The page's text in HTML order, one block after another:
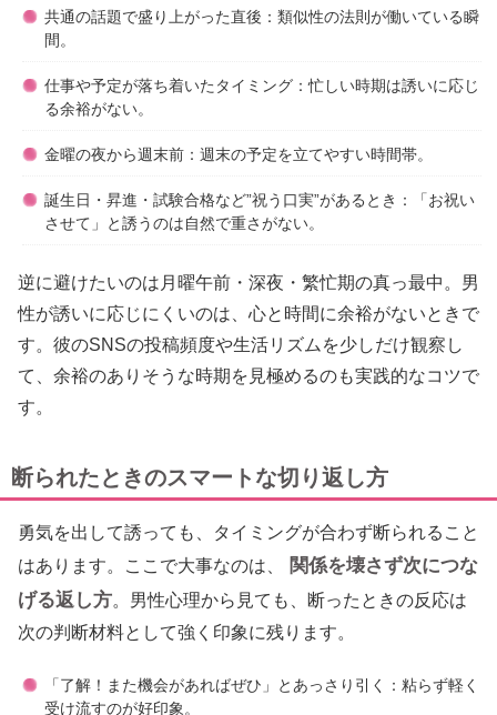
共通の話題で盛り上がった直後：類似性の法則が働いている瞬
間。
仕事や予定が落ち着いたタイミング：忙しい時期は誘いに応じ
る余裕がない。
金曜の夜から週末前：週末の予定を立てやすい時間帯。
誕生日・昇進・試験合格など”祝う口実”があるとき：「お祝い
させて」と誘うのは自然で重さがない。
逆に避けたいのは月曜午前・深夜・繁忙期の真っ最中。男
性が誘いに応じにくいのは、心と時間に余裕がないときで
す。彼のSNSの投稿頻度や生活リズムを少しだけ観察し
て、余裕のありそうな時期を見極めるのも実践的なコツで
す。
断られたときのスマートな切り返し方
勇気を出して誘っても、タイミングが合わず断られること
はあります。ここで大事なのは、
関係を壊さず次につな
げる返し方。男性心理から見ても、断ったときの反応は
次の判断材料として強く印象に残ります。
「了解！また機会があればぜひ」とあっさり引く：粘らず軽く
受け流すのが好印象。